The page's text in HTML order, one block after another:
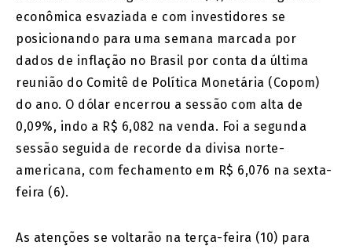
econômica esvaziada e com investidores se
posicionando para uma semana marcada por
dados de inflação no Brasil por conta da última
reunião do Comitê de Política Monetária (Copom)
do ano. O dólar encerrou a sessão com alta de
0,09%, indo a R$ 6,082 na venda. Foi a segunda
sessão seguida de recorde da divisa norte-
americana, com fechamento em R$ 6,076 na sexta-
feira (6).
As atenções se voltarão na terça-feira (10) para